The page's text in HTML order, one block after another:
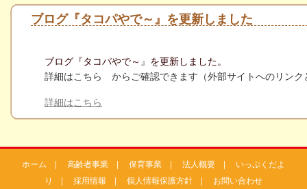
ブログ『タコパやで～』を更新しました
ブログ『タコパやで～ 』 を更新しました。
詳細はこちら からご確認できます（外部サイトへのリンク
詳細はこちら
ホーム | 高齢者事業 | 保育事業 | 法人概要 | いっぷくだよ
り
| 採用情報 | 個人情報保護方針 | お問い合わせ